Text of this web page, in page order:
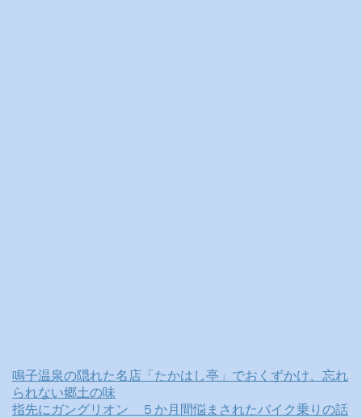
鳴子温泉の隠れた名店「たかはし亭」でおくずかけ、忘れ
られない郷土の味
指先にガングリオン ５か月間悩まされたバイク乗りの話